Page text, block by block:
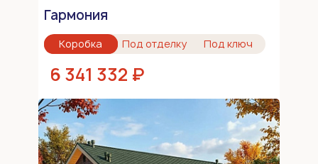
Гармония
Коробка Под отделку Под ключ
6 341 332 ₽